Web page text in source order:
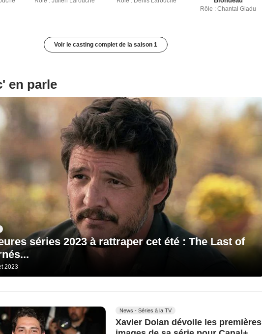
Rôle : Chantal Gladu
Voir le casting complet de la saison 1
en parle
séries 2023 à rattraper cet été : The Last of
2023
News - Séries à la TV
Xavier Dolan dévoile les premières